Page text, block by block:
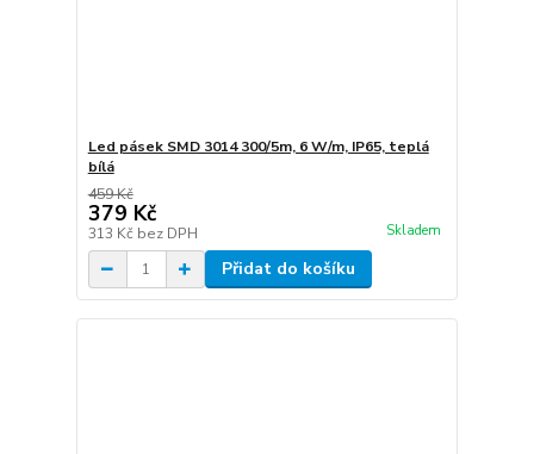
Led pásek SMD 3014 300/5m, 6 W/m, IP65, teplá
bílá
459 Kč
379 Kč
313 Kč bez DPH Skladem
Přidat do košíku